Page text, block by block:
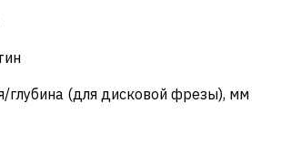
глубина (для дисковой фрезы), мм